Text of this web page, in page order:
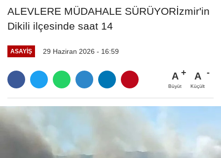
ALEVLERE MÜDAHALE SÜRÜYORİzmir'in
Dikili ilçesinde saat 14
ASAYIŞ 29 Haziran 2026 - 16:59
A
Büyüt
A
Küçült